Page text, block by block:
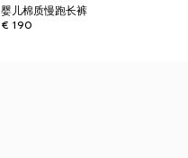
婴儿棉质慢跑长裤
€ 190